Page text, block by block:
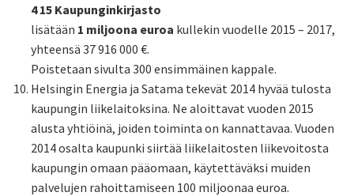
4 15 Kaupunginkirjasto
lisätään 1 miljoona euroa kullekin vuodelle 2015 – 2017,
yhteensä 37 916 000 €.
Poistetaan sivulta 300 ensimmäinen kappale.
Helsingin Energia ja Satama tekevät 2014 hyvää tulosta
kaupungin liikelaitoksina. Ne aloittavat vuoden 2015
alusta yhtiöinä, joiden toiminta on kannattavaa. Vuoden
2014 osalta kaupunki siirtää liikelaitosten liikevoitosta
kaupungin omaan pääomaan, käytettäväksi muiden
palvelujen rahoittamiseen 100 miljoonaa euroa.